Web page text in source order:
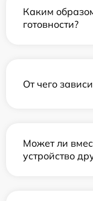
Каким
готовности?
От чего
Может ли
устройство